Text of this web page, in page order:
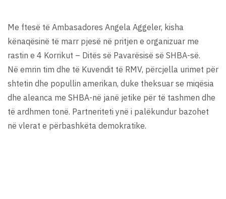
Me ftesë të Ambasadores Angela Aggeler, kisha
kënaqësinë të marr pjesë në pritjen e organizuar me
rastin e 4 Korrikut – Ditës së Pavarësisë së SHBA-së.
Në emrin tim dhe të Kuvendit të RMV, përcjella urimet për
shtetin dhe popullin amerikan, duke theksuar se miqësia
dhe aleanca me SHBA-në janë jetike për të tashmen dhe
të ardhmen tonë. Partneriteti ynë i palëkundur bazohet
në vlerat e përbashkëta demokratike.